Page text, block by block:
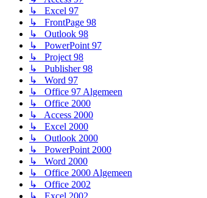
↳ Excel 97
↳ FrontPage 98
↳ Outlook 98
↳ PowerPoint 97
↳ Project 98
↳ Publisher 98
↳ Word 97
↳ Office 97 Algemeen
↳ Office 2000
↳ Access 2000
↳ Excel 2000
↳ Outlook 2000
↳ PowerPoint 2000
↳ Word 2000
↳ Office 2000 Algemeen
↳ Office 2002